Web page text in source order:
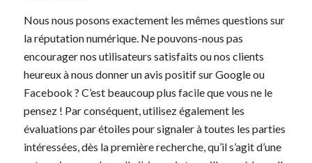
Nous nous posons exactement les mêmes questions sur
la réputation numérique. Ne pouvons-nous pas
encourager nos utilisateurs satisfaits ou nos clients
heureux à nous donner un avis positif sur Google ou
Facebook ? C’est beaucoup plus facile que vous ne le
pensez ! Par conséquent, utilisez également les
évaluations par étoiles pour signaler à toutes les parties
intéressées, dès la première recherche, qu’il s’agit d’une